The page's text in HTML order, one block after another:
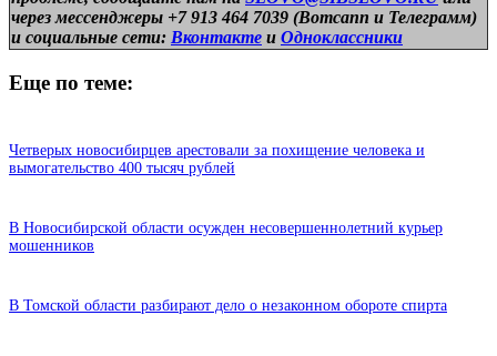
через мессенджеры +7 913 464 7039 (Вотсапп и Телеграмм)
и социальные сети: Вконтакте и Одноклассники
Еще по теме:
Четверых новосибирцев арестовали за похищение человека и
вымогательство 400 тысяч рублей
В Новосибирской области осужден несовершеннолетний курьер
мошенников
В Томской области разбирают дело о незаконном обороте спирта